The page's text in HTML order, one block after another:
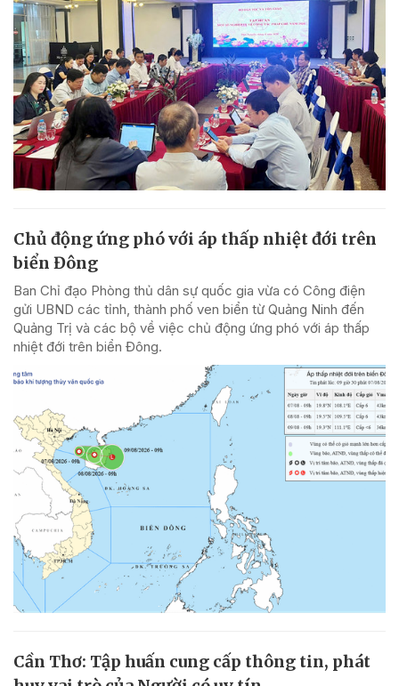
Chủ động ứng phó với áp thấp nhiệt đới trên
biển Đông
Ban Chỉ đạo Phòng thủ dân sự quốc gia vừa có Công điện
gửi UBND các tỉnh, thành phố ven biển từ Quảng Ninh đến
Quảng Trị và các bộ về việc chủ động ứng phó với áp thấp
nhiệt đới trên biển Đông.
Cần Thơ: Tập huấn cung cấp thông tin, phát